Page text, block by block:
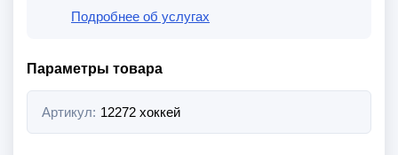
Подробнее об услугах
Параметры товара
Артикул: 12272 хоккей